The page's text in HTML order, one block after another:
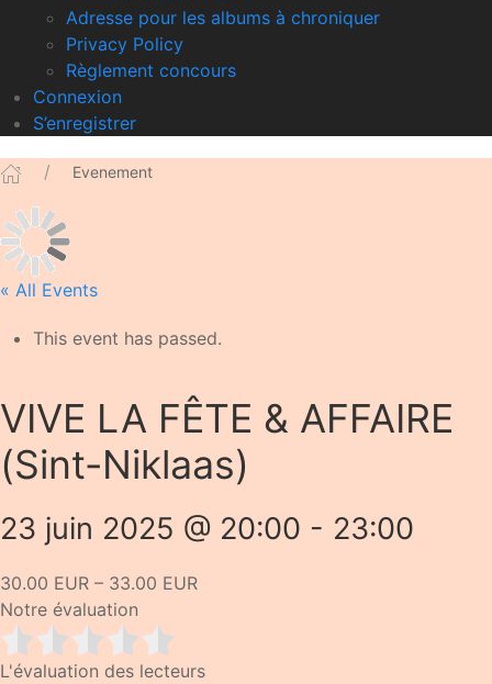
Adresse pour les albums à chroniquer
Privacy Policy
Règlement concours
Connexion
S’enregistrer
Evenement
« All Events
This event has passed.
VIVE LA FÊTE & AFFAIRE
(Sint-Niklaas)
23 juin 2025 @ 20:00 - 23:00
30.00 EUR – 33.00 EUR
Notre évaluation
L'évaluation des lecteurs